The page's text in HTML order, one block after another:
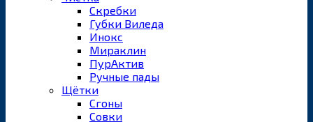
Скребки
Губки Виледа
Инокс
Мираклин
ПурАктив
Ручные пады
Щётки
Сгоны
Совки